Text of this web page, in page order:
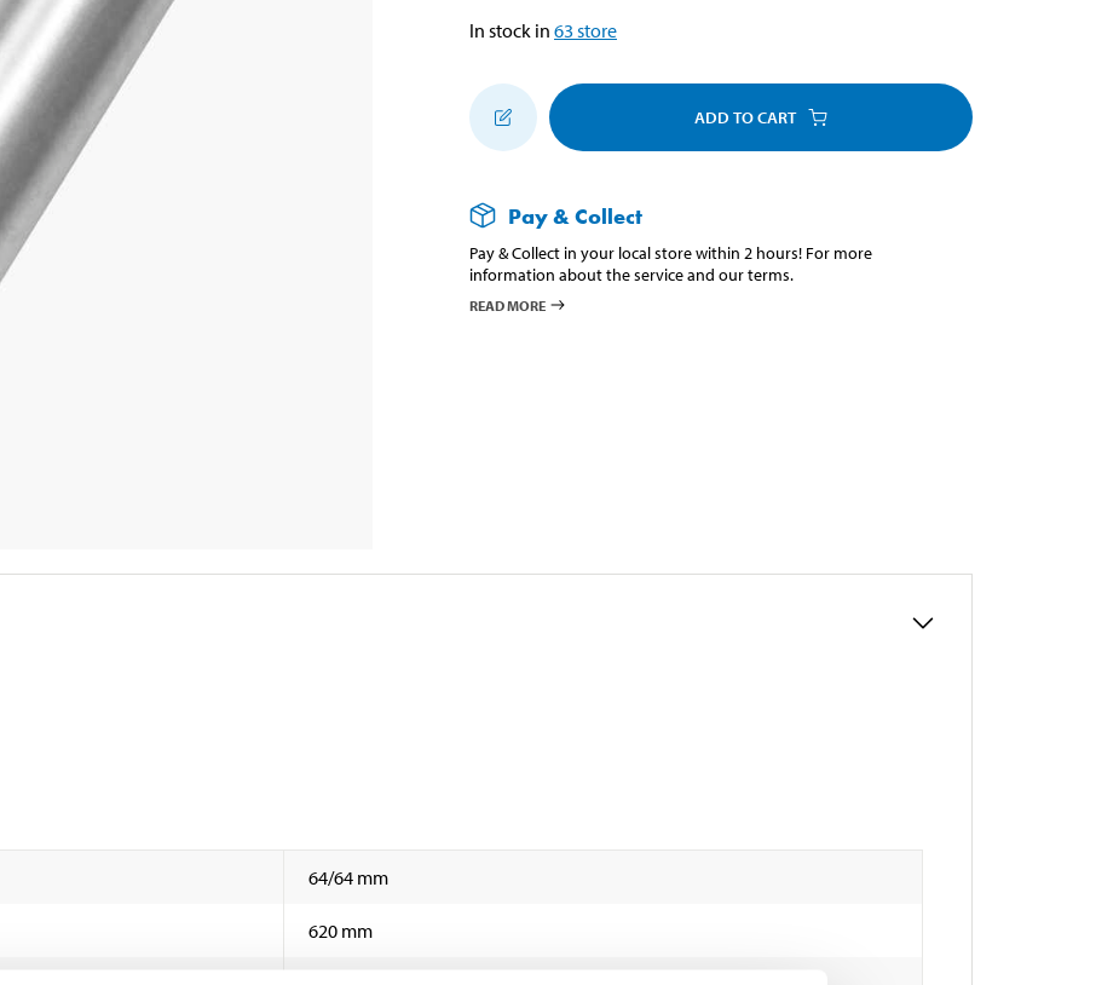
In stock in 63 store
ADD TO CART
Pay & Collect
Pay & Collect in your local store within 2 hours! For more
information about the service and our terms.
READ MORE
64/64 mm
620 mm